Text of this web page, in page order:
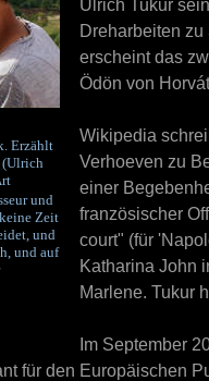
Erzählt
(Ulrich
und
Zeit
und
und auf
Ulrich Tukur
Dreharbeiten zu
erscheint das
Ödön von
Wikipedia
Verhoeven zu
einer
französischer
court" (für
Katharina John
Marlene. Tukur
Im September
für den Europäischen